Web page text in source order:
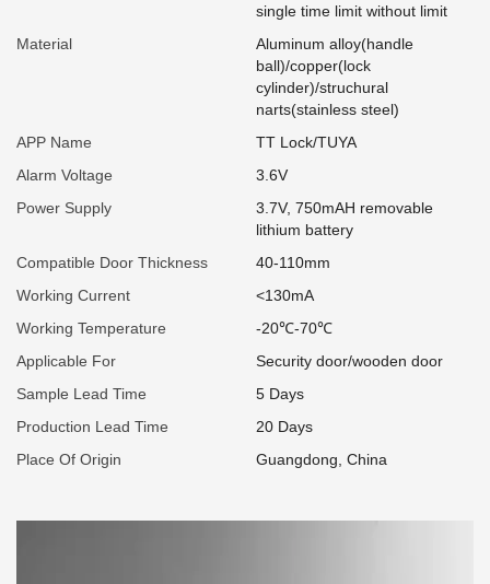
single time limit without limit
Material
Aluminum alloy(handle
ball)/copper(lock
cylinder)/struchural
narts(stainless steel)
APP Name
TT Lock/TUYA
Alarm Voltage
3.6V
Power Supply
3.7V, 750mAH removable
lithium battery
Compatible Door Thickness
40-110mm
Working Current
<130mA
Working Temperature
-20℃-70℃
Applicable For
Security door/wooden door
Sample Lead Time
5 Days
Production Lead Time
20 Days
Place Of Origin
Guangdong, China